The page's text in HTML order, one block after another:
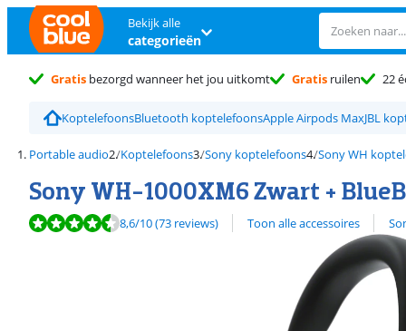
Bekijk alle
categorieën
Gratis bezorgd wanneer het jou uitkomt Gratis ruilen 22
KoptelefoonsBluetooth koptelefoonsApple Airpods MaxJBL
Portable audio Koptelefoons Sony koptelefoons Sony WH
Sony WH-1000XM6 Zwart +
Beoordeling is 8,6 van de 10, gebaseerd op 73 reviews.
8,6/10(73 reviews) Toon alle accessoires
Bekijk alle